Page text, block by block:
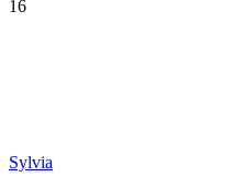
16
Sylvia